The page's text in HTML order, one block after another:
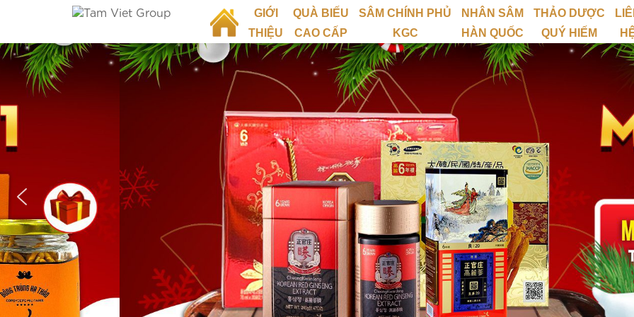
GIỚI
THIỆU
QUÀ BIẾU
CAO CẤP
SÂM CHÍNH PHỦ
KGC
NHÂN SÂM
HÀN QUỐC
THẢO DƯỢC
QUÝ HIẾM